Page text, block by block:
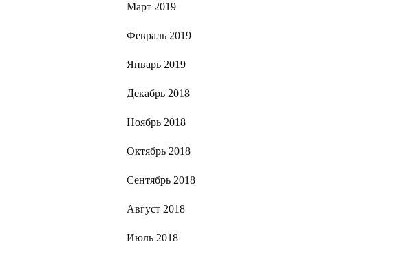
Март 2019
Февраль 2019
Январь 2019
Декабрь 2018
Ноябрь 2018
Октябрь 2018
Сентябрь 2018
Август 2018
Июль 2018